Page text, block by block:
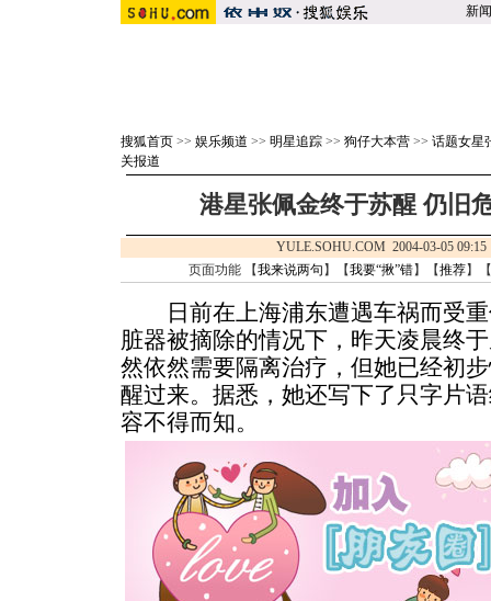
新闻
搜狐首页 >> 娱乐频道 >> 明星追踪 >> 狗仔大本营 >> 话题女星
关报道
港星张佩金终于苏醒 仍旧
YULE.SOHU.COM 2004-03-05
页面功能 【我来说两句 】【我要“揪”错】【推荐】
日前在上海浦东遭遇车祸而受重
脏器被摘除的情况下，昨天凌晨终
然依然需要隔离治疗，但她已经初
醒过来。据悉，她还写下了只字片
容不得而知。